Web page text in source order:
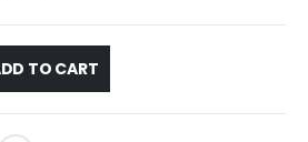
TO CART